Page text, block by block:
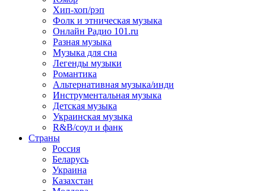
Хип-хоп/рэп
Фолк и этническая музыка
Онлайн Радио 101.ru
Разная музыка
Музыка для сна
Легенды музыки
Романтика
Альтернативная музыка/инди
Инструментальная музыка
Детская музыка
Украинская музыка
R&B/cоул и фанк
Страны
Россия
Беларусь
Украина
Казахстан